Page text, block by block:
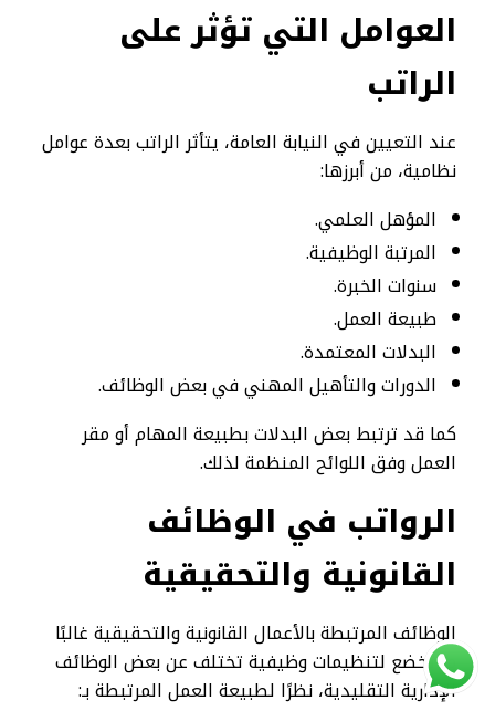
العوامل التي تؤثر على
الراتب
عند التعيين في النيابة العامة، يتأثر الراتب بعدة عوامل
نظامية، من أبرزها:
المؤهل العلمي.
المرتبة الوظيفية.
سنوات الخبرة.
طبيعة العمل.
البدلات المعتمدة.
الدورات والتأهيل المهني في بعض الوظائف.
كما قد ترتبط بعض البدلات بطبيعة المهام أو مقر
العمل وفق اللوائح المنظمة لذلك.
الرواتب في الوظائف
القانونية والتحقيقية
الوظائف المرتبطة بالأعمال القانونية والتحقيقية غالبًا
ما تخضع لتنظيمات وظيفية تختلف عن بعض الوظائف
الإدارية التقليدية، نظرًا لطبيعة العمل المرتبطة بـ: